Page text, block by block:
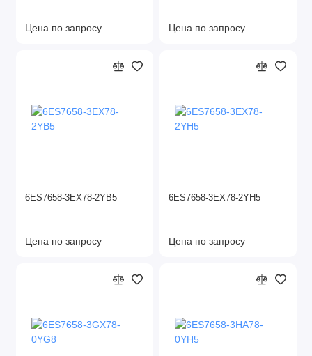
Цена по запросу Цена по запросу
6ES7658-3EX78-2YB5
Цена по запросу
6ES7658-3EX78-2YH5
Цена по запросу